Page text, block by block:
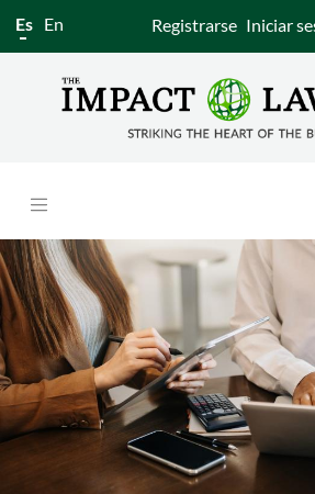
Es En Registrarse Iniciar